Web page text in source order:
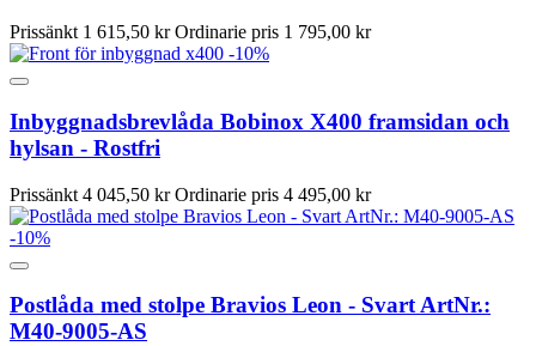
Prissänkt 1 615,50 kr Ordinarie pris 1 795,00 kr
-10%
Inbyggnadsbrevlåda Bobinox X400 framsidan och
hylsan - Rostfri
Prissänkt 4 045,50 kr Ordinarie pris 4 495,00 kr
-10%
Postlåda med stolpe Bravios Leon - Svart ArtNr.:
M40-9005-AS